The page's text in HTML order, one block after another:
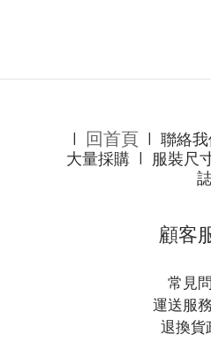
回首頁 聯絡
大量採購
服裝尺
顧客
常見
運送服
退換貨